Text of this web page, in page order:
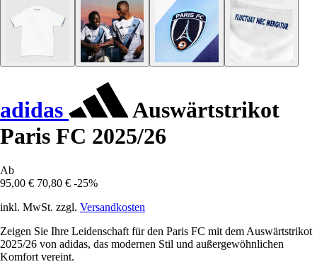
adidas
Auswärtstrikot
Paris FC 2025/26
Ab
95,00 € 70,80 € -25%
inkl. MwSt. zzgl. Versandkosten
Zeigen Sie Ihre Leidenschaft für den Paris FC mit dem Auswärtstrikot
2025/26 von adidas, das modernen Stil und außergewöhnlichen
Komfort vereint.